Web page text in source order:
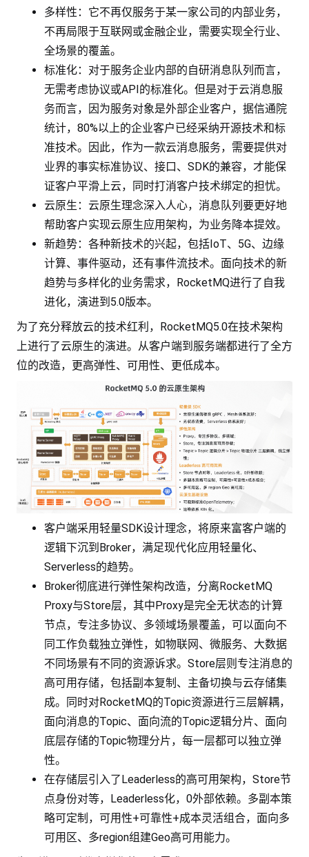
多样性：它不再仅服务于某一家公司的内部业务，
不再局限于互联网或金融企业，需要实现全行业、
全场景的覆盖。
标准化：对于服务企业内部的自研消息队列而言，
无需考虑协议或API的标准化。但是对于云消息服
务而言，因为服务对象是外部企业客户，据信通院
统计，80%以上的企业客户已经采纳开源技术和标
准技术。因此，作为一款云消息服务，需要提供对
业界的事实标准协议、接口、SDK的兼容，才能保
证客户平滑上云，同时打消客户技术绑定的担忧。
云原生：云原生理念深入人心，消息队列要更好地
帮助客户实现云原生应用架构，为业务降本提效。
新趋势：各种新技术的兴起，包括IoT、5G、边缘
计算、事件驱动，还有事件流技术。面向技术的新
趋势与多样化的业务需求，RocketMQ进行了自我
进化，演进到5.0版本。
为了充分释放云的技术红利，RocketMQ5.0在技术架构
上进行了云原生的演进。从客户端到服务端都进行了全方
位的改造，更高弹性、可用性、更低成本。
客户端采用轻量SDK设计理念，将原来富客户端的
逻辑下沉到Broker，满足现代化应用轻量化、
Serverless的趋势。
Broker彻底进行弹性架构改造，分离RocketMQ
Proxy与Store层，其中Proxy是完全无状态的计算
节点，专注多协议、多领域场景覆盖，可以面向不
同工作负载独立弹性，如物联网、微服务、大数据
不同场景有不同的资源诉求。Store层则专注消息的
高可用存储，包括副本复制、主备切换与云存储集
成。同时对RocketMQ的Topic资源进行三层解耦，
面向消息的Topic、面向流的Topic逻辑分片、面向
底层存储的Topic物理分片，每一层都可以独立弹
性。
在存储层引入了Leaderless的高可用架构，Store节
点身份对等，Leaderless化，0外部依赖。多副本策
略可定制，可用性+可靠性+成本灵活组合，面向多
可用区、多region组建Geo高可用能力。